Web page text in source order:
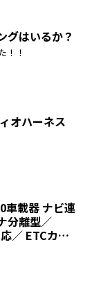
グはいるか？
！！
オハーネス
車載器 ナビ連
分離型／
／ ETCカー